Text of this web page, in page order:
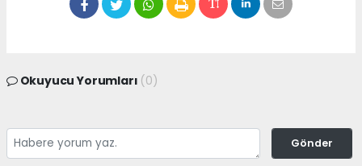
Okuyucu Yorumları (0)
Gönder